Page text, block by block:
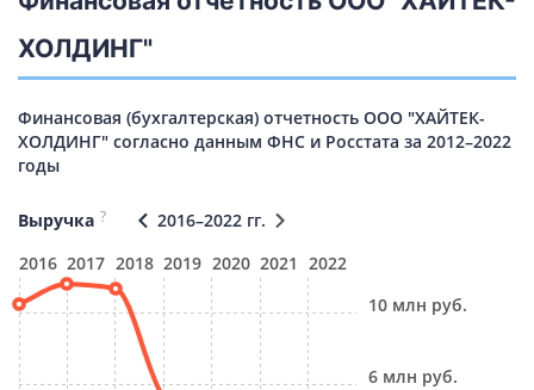
ХОЛДИНГ"
Финансовая (бухгалтерская) отчетность ООО "ХАЙТЕК-
ХОЛДИНГ" согласно данным ФНС и Росстата за 2012–2022
годы
Выручка ?
2016–2022 гг.
2016 2017 2018 2019 2020 2021 2022
6 млн руб.
10 млн руб.